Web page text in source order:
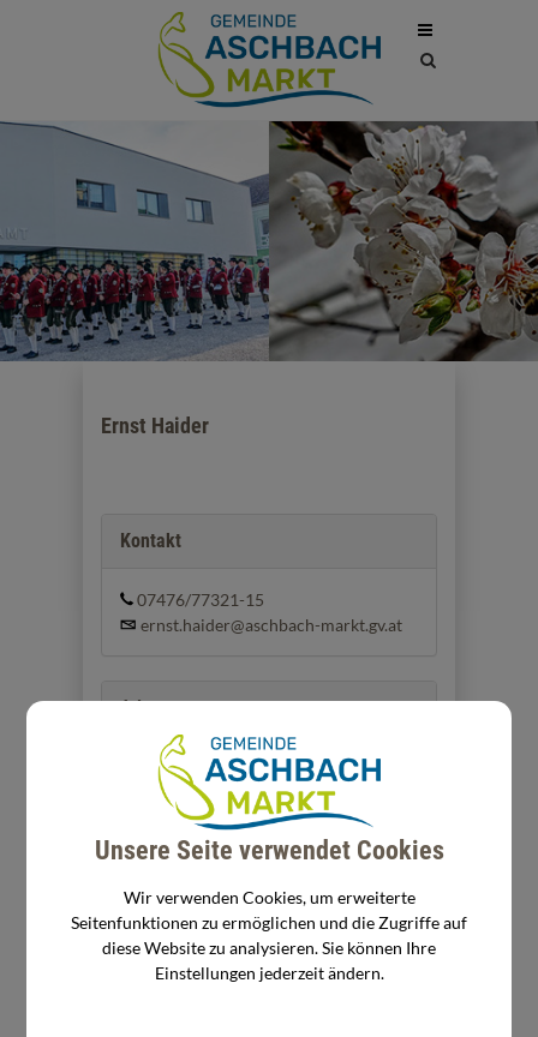
Site
Ernst Haider
Kontakt
07476/77321-15
ernst.haider@aschbach-markt.gv.at
Adresse
Rathausplatz 11/1
3361 Aschbach-Markt
Abgaben
Betriebskostenabrechnung
Buchhaltung, VA, NVA, RA, etc.
Unsere Seite verwendet Cookies
Wir verwenden Cookies, um erweiterte
Seitenfunktionen zu ermöglichen und die Zugriffe auf
diese Website zu analysieren. Sie können Ihre
Einstellungen jederzeit ändern.